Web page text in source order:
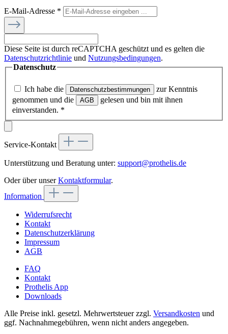
E-Mail-Adresse *
Diese Seite ist durch reCAPTCHA geschützt und es gelten die
Datenschutzrichtlinie und Nutzungsbedingungen.
Datenschutz
Ich habe die Datenschutzbestimmungen
zur Kenntnis
genommen und die
AGB
gelesen und bin mit ihnen
einverstanden. *
Service-Kontakt
Unterstützung und Beratung unter: support@prothelis.de
Oder über unserKontaktformular.
Information
Widerrufsrecht
Kontakt
Datenschutzerklärung
Impressum
AGB
FAQ
Kontakt
Prothelis App
Downloads
Alle Preise inkl. gesetzl. Mehrwertsteuer zzgl. Versandkosten und
ggf. Nachnahmegebühren, wenn nicht anders angegeben.